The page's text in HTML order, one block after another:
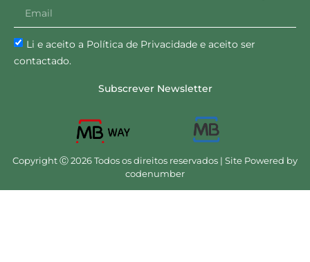
Li e aceito a Política de Privacidade e aceito ser
contactado.
Subscrever Newsletter
Copyright Ⓒ 2026 Todos os direitos reservados | Site Powered by
codenumber